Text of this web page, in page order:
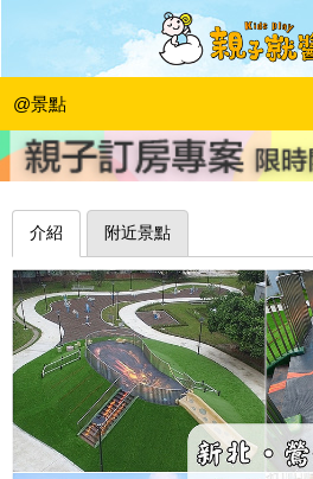
@景點
火山爆發囉！3D熔岩
滑梯～鶯歌永昌公園
蓉蓉牽手☜ㄩˇ你環遊世界|2018-05-20
介紹 附近景點